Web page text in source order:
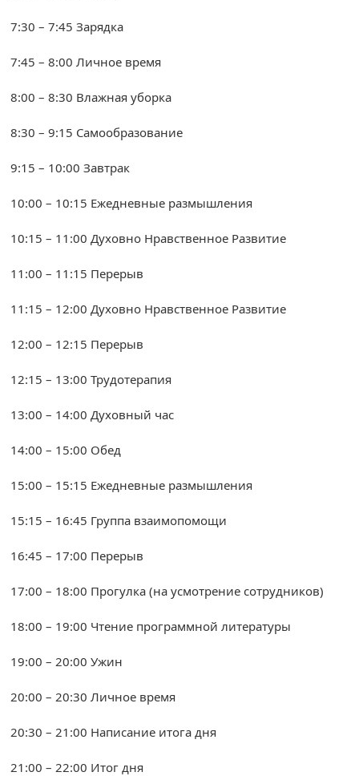
7:30 – 7:45 Зарядка
7:45 – 8:00 Личное время
8:00 – 8:30 Влажная уборка
8:30 – 9:15 Самообразование
9:15 – 10:00 Завтрак
10:00 – 10:15 Ежедневные размышления
10:15 – 11:00 Духовно Нравственное Развитие
11:00 – 11:15 Перерыв
11:15 – 12:00 Духовно Нравственное Развитие
12:00 – 12:15 Перерыв
12:15 – 13:00 Трудотерапия
13:00 – 14:00 Духовный час
14:00 – 15:00 Обед
15:00 – 15:15 Ежедневные размышления
15:15 – 16:45 Группа взаимопомощи
16:45 – 17:00 Перерыв
17:00 – 18:00 Прогулка (на усмотрение сотрудников)
18:00 – 19:00 Чтение программной литературы
19:00 – 20:00 Ужин
20:00 – 20:30 Личное время
20:30 – 21:00 Написание итога дня
21:00 – 22:00 Итог дня